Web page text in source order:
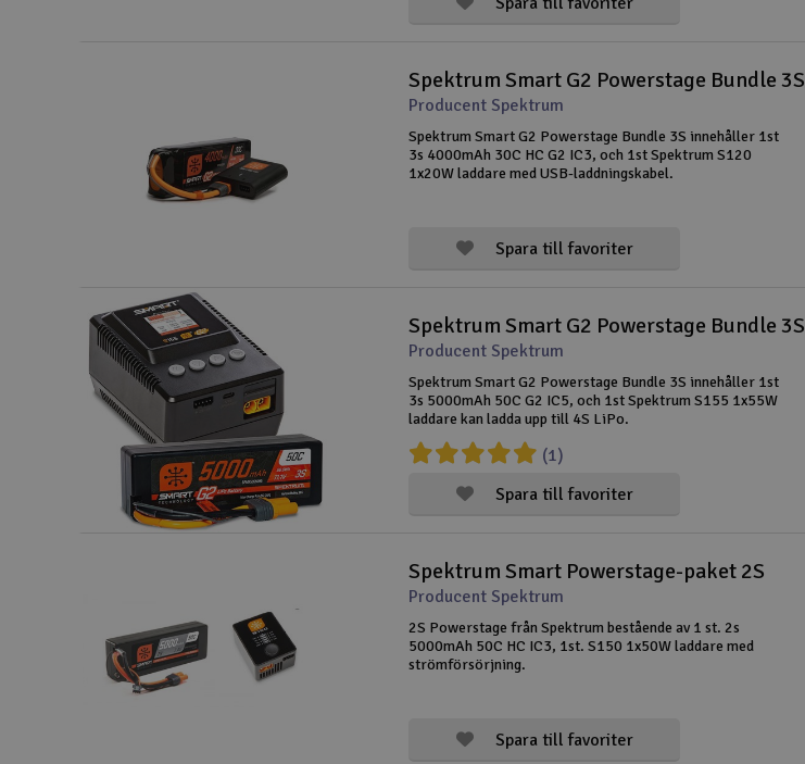
Spektrum Smart G2 Powerstage Bundle 3S
Producent Spektrum
Spektrum Smart G2 Powerstage Bundle 3S innehåller 1st
3s 4000mAh 30C HC G2 IC3, och 1st Spektrum S120
1x20W laddare med USB-laddningskabel.
Spara till favoriter
Producent Spektrum
Spektrum Smart G2 Powerstage Bundle 3S innehåller 1st
3s 5000mAh 50C G2 IC5, och 1st Spektrum S155 1x55W
laddare kan ladda upp till 4S LiPo.
Spara till favoriter
(1)
Spektrum Smart Powerstage-paket 2S
Producent Spektrum
2S Powerstage från Spektrum bestående av 1 st. 2s
5000mAh 50C HC IC3, 1st. S150 1x50W laddare med
strömförsörjning.
Spara till favoriter